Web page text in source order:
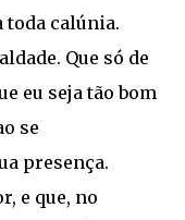
toda calúnia.
Que só de
eu seja tão bom
se
presença.
e que, no